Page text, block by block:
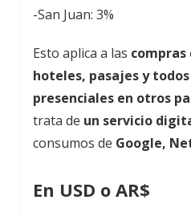
-San Juan: 3%
Esto aplica a las compras
hoteles, pasajes y
presenciales en otros
trata de un servicio
consumos de Google,
En USD o AR$